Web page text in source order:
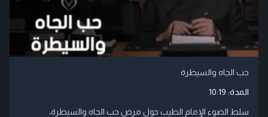
حب الجاه والسيطرة
المدة: 10:19
سلط الضوء الإمام الطيب حول مرض حب الجاه والسيطرة،